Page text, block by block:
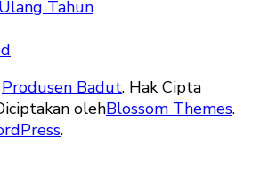
Tahun
Produsen Badut. Hak Cipta
olehBlossom Themes.
.